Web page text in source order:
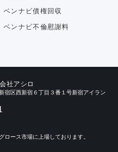
ベンナビ債権回収
ベンナビ不倫慰謝料
社アシロ
宿区西新宿６丁目３番１号新宿アイラン
ロース市場に上場しております。